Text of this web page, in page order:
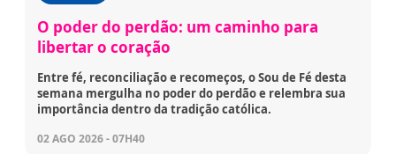
O poder do perdão: um caminho para
libertar o coração
Entre fé, reconciliação e recomeços, o Sou de Fé desta
semana mergulha no poder do perdão e relembra sua
importância dentro da tradição católica.
02 AGO 2026 - 07H40